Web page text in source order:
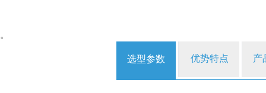
。
选型参数 优势特点 产